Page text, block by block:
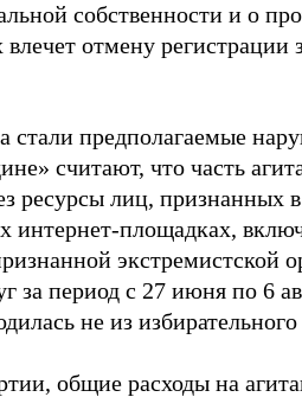
собственности и о
отмену регистрации
стали предполагаемые
считают, что часть
ресурсы лиц,
интернет-площадках,
экстремистской
за период с 27 июня по 6
не из
общие расходы на